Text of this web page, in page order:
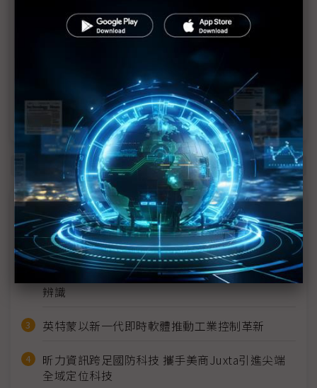
2028準時量產
SpaceX晶片採購大轉向 Elon Musk捨超微全面
光進銅退更明確？ 聯發科估SerDes 448G為銅
線「最終戰場」
商情焦點
系統內部電路中 主晶片內部電源提供EOS防護
屏南偏鄉智慧韌性扎根 東港安泰醫院導入AI影像
辨識
英特蒙以新一代即時軟體推動工業控制革新
昕力資訊跨足國防科技 攜手美商Juxta引進尖端
全域定位科技